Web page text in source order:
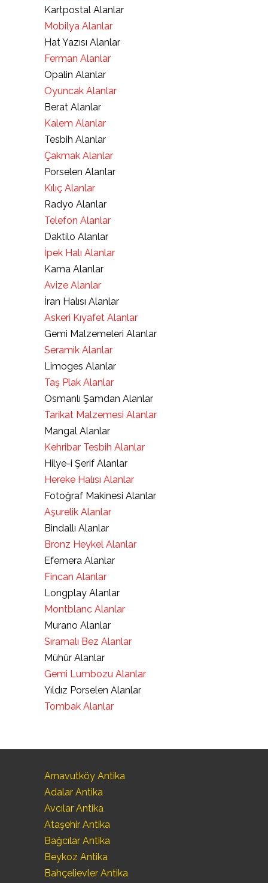
Kartpostal Alanlar
Mobilya Alanlar
Hat Yazısı Alanlar
Ferman Alanlar
Opalin Alanlar
Oyuncak Alanlar
Berat Alanlar
Kalem Alanlar
Tesbih Alanlar
Çakmak Alanlar
Porselen Alanlar
Kılıç Alanlar
Radyo Alanlar
Telefon Alanlar
Daktilo Alanlar
İpek Halı Alanlar
Kama Alanlar
Avize Alanlar
İran Halısı Alanlar
Askeri Kıyafet Alanlar
Gemi Malzemeleri Alanlar
Seramik Alanlar
Limoges Alanlar
Taş Plak Alanlar
Osmanlı Şamdan Alanlar
Tarikat Malzemesi Alanlar
Mangal Alanlar
Kehribar Tesbih Alanlar
Hilye-i Şerif Alanlar
Hereke Halısı Alanlar
Fotoğraf Makinesi Alanlar
Aşurelik Alanlar
Bindallı Alanlar
Bronz Heykel Alanlar
Efemera Alanlar
Fincan Alanlar
Longplay Alanlar
Montblanc Alanlar
Murano Alanlar
Sıramalı Bez Alanlar
Mühür Alanlar
Gemi Lumbozu Alanlar
Yıldız Porselen Alanlar
Tombak Alanlar
Arnavutköy Antika
Adalar Antika
Avcılar Antika
Ataşehir Antika
Bağcılar Antika
Beykoz Antika
Bahçelievler Antika